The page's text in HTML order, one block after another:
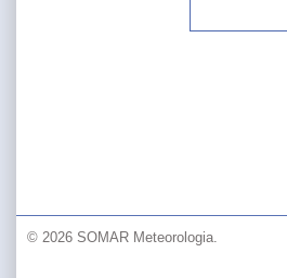
© 2026 SOMAR Meteorologia.